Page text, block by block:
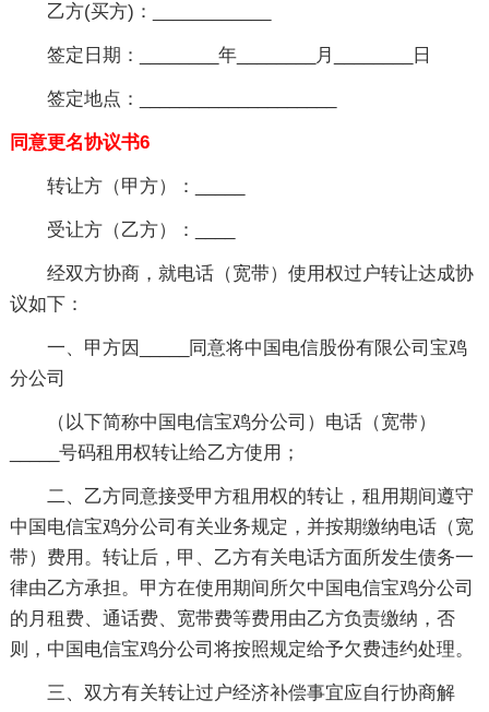
乙方(买方)：____________
签定日期：________年________月________日
签定地点：____________________
同意更名协议书6
转让方（甲方）：_____
受让方（乙方）：____
经双方协商，就电话（宽带）使用权过户转让达成协
议如下：
一、甲方因_____同意将中国电信股份有限公司宝鸡
分公司
（以下简称中国电信宝鸡分公司）电话（宽带）
_____号码租用权转让给乙方使用；
二、乙方同意接受甲方租用权的转让，租用期间遵守
中国电信宝鸡分公司有关业务规定，并按期缴纳电话（宽
带）费用。转让后，甲、乙方有关电话方面所发生债务一
律由乙方承担。甲方在使用期间所欠中国电信宝鸡分公司
的月租费、通话费、宽带费等费用由乙方负责缴纳，否
则，中国电信宝鸡分公司将按照规定给予欠费违约处理。
三、双方有关转让过户经济补偿事宜应自行协商解